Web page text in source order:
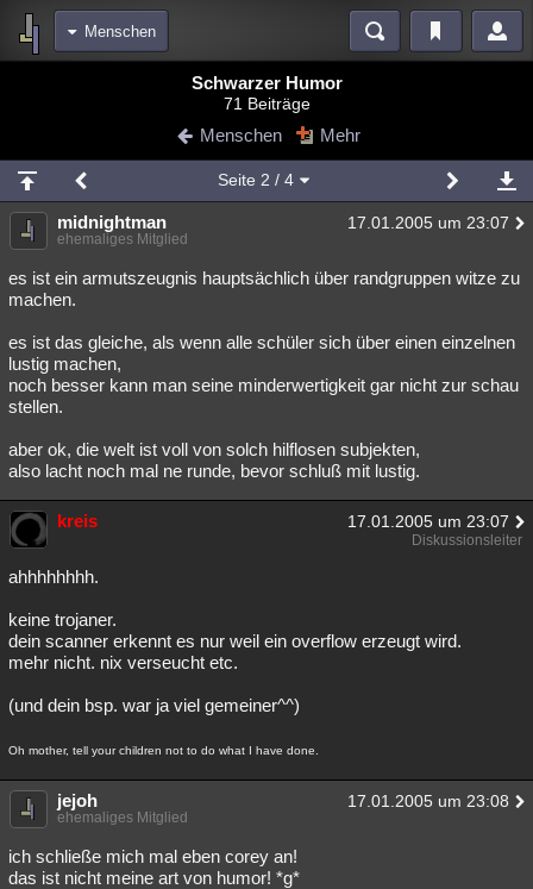
Menschen
Blogs
Chat Wiki Neuigkeiten
meine Rubriken
Menschen Wissenschaft Mystery Kriminalfälle
Spiritualität Verschwörungen Technologie Ufologie
weitere Rubriken
Philosophie Träume Orte Esoterik Literatur
Astronomie Helpdesk Gruppen Gaming
Übersichten
Schwarzer Humor
71 Beiträge
Menschen Mehr
Seite 2 / 4
midnightman 17.01.2005 um 23:07
ehemaliges Mitglied
es ist ein armutszeugnis hauptsächlich über randgruppen witze zu
machen.
es ist das gleiche, als wenn alle schüler sich über einen einzelnen
lustig machen,
noch besser kann man seine minderwertigkeit gar nicht zur schau
stellen.
aber ok, die welt ist voll von solch hilflosen subjekten,
also lacht noch mal ne runde, bevor schluß mit lustig.
kreis 17.01.2005 um 23:07
Diskussionsleiter
ahhhhhhhh.
keine trojaner.
dein scanner erkennt es nur weil ein overflow erzeugt wird.
mehr nicht. nix verseucht etc.
(und dein bsp. war ja viel gemeiner^^)
Oh mother, tell your children not to do what I have done.
jejoh 17.01.2005 um 23:08
ehemaliges Mitglied
ich schließe mich mal eben corey an!
das ist nicht meine art von humor! *g*